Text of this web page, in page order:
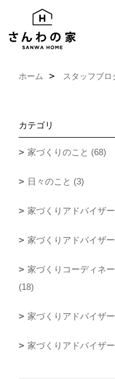
ホーム スタッフブロ
カテゴリ
家づくりのこと (68)
日々のこと (3)
家づくりアドバイザ
家づくりアドバイザ
家づくりコーディネ
(18)
家づくりアドバイザ
家づくりアドバイザ